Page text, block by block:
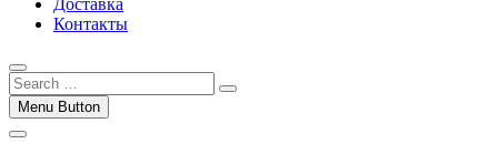
Доставка
Контакты
Menu Button